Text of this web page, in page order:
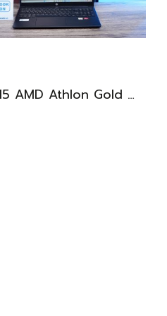
HP 15 AMD Athlon Gold 7220U Ram8 SSD256 จอ15.6 FHD เครื่องบางเบา เหมาะแก่การพกพา ขายเพียง 7,500 .-